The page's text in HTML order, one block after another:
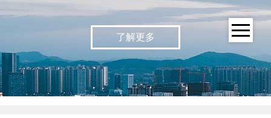
了解更多